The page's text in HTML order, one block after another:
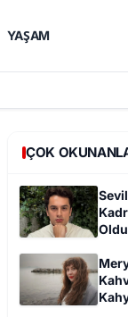
YAŞAM
ÇOK
Oldu